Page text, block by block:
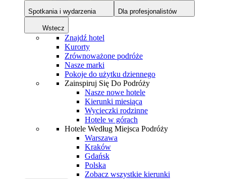
Spotkania i wydarzenia Dla profesjonalistów
Wstecz
Znajdź hotel
Kurorty
Zrównoważone podróże
Nasze marki
Pokoje do użytku dziennego
Zainspiruj Się Do Podróży
Nasze nowe hotele
Kierunki miesiąca
Wycieczki rodzinne
Hotele w górach
Hotele Według Miejsca Podróży
Warszawa
Kraków
Gdańsk
Polska
Zobacz wszystkie kierunki